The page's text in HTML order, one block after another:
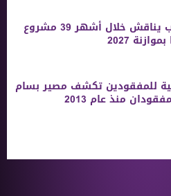
مجلس الشعب يناقش خلال أشهر 39 مشروع
2027
للمفقودين تكشف مصير بسام
منذ عام 2013